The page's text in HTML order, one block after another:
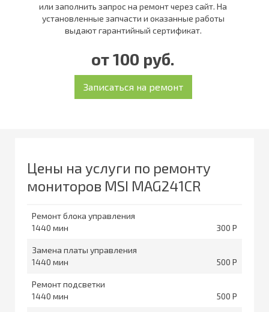
или заполнить запрос на ремонт через сайт. На
установленные запчасти и оказанные работы
выдают гарантийный сертификат.
от 100 руб.
Цены на услуги по ремонту
мониторов MSI MAG241CR
Ремонт блока управления
1440
300
Замена платы управления
1440
500
Ремонт подсветки
1440
500